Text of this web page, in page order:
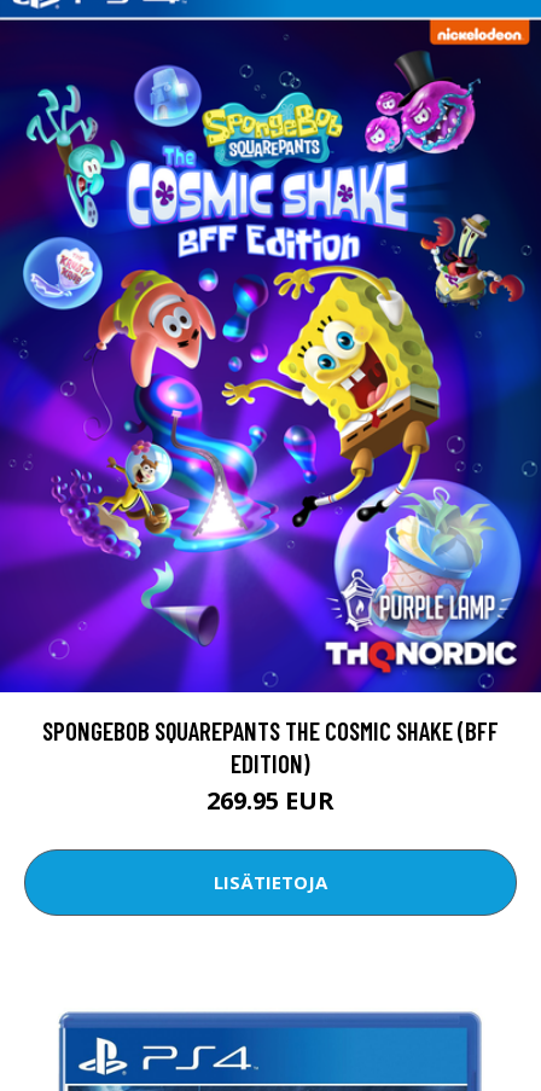
SPONGEBOB SQUAREPANTS THE COSMIC SHAKE (BFF
EDITION)
269.95 EUR
LISÄTIETOJA